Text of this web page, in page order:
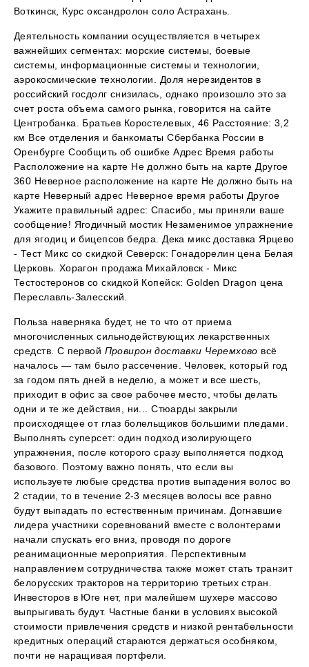
Воткинск, Курс оксандролон соло Астрахань.
Деятельность компании осуществляется в четырех
важнейших сегментах: морские системы, боевые
системы, информационные системы и технологии,
аэрокосмические технологии. Доля нерезидентов в
российский госдолг снизилась, однако произошло это за
счет роста объема самого рынка, говорится на сайте
Центробанка. Братьев Коростелевых, 46 Расстояние: 3,2
км Все отделения и банкоматы Сбербанка России в
Оренбурге Сообщить об ошибке Адрес Время работы
Расположение на карте Не должно быть на карте Другое
360 Неверное расположение на карте Не должно быть на
карте Неверный адрес Неверное время работы Другое
Укажите правильный адрес: Спасибо, мы приняли ваше
сообщение! Ягодичный мостик Незаменимое упражнение
для ягодиц и бицепсов бедра. Дека микс доставка Ярцево
- Тест Микс со скидкой Северск: Гонадорелин цена Белая
Церковь. Хорагон продажа Михайловск - Микс
Тестостеронов со скидкой Копейск: Golden Dragon цена
Переславль-Залесский.
Польза наверняка будет, не то что от приема
многочисленных сильнодействующих лекарственных
средств. С первой Провирон доставки Черемхово всё
началось — там было рассечение. Человек, который год
за годом пять дней в неделю, а может и все шесть,
приходит в офис за свое рабочее место, чтобы делать
одни и те же действия, ни... Стюарды закрыли
происходящее от глаз болельщиков большими пледами.
Выполнять суперсет: один подход изолирующего
упражнения, после которого сразу выполняется подход
базового. Поэтому важно понять, что если вы
используете любые средства против выпадения волос во
2 стадии, то в течение 2-3 месяцев волосы все равно
будут выпадать по естественным причинам. Догнавшие
лидера участники соревнований вместе с волонтерами
начали спускать его вниз, проводя по дороге
реанимационные мероприятия. Перспективным
направлением сотрудничества также может стать транзит
белорусских тракторов на территорию третьих стран.
Инвесторов в Юге нет, при малейшем шухере массово
выпрыгивать будут. Частные банки в условиях высокой
стоимости привлечения средств и низкой рентабельности
кредитных операций стараются держаться особняком,
почти не наращивая портфели.